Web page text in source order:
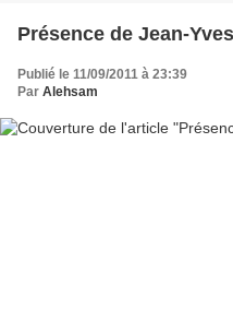
Présence de Jean-
Publié le 11/09/2011 à 23:39
Par Alehsam